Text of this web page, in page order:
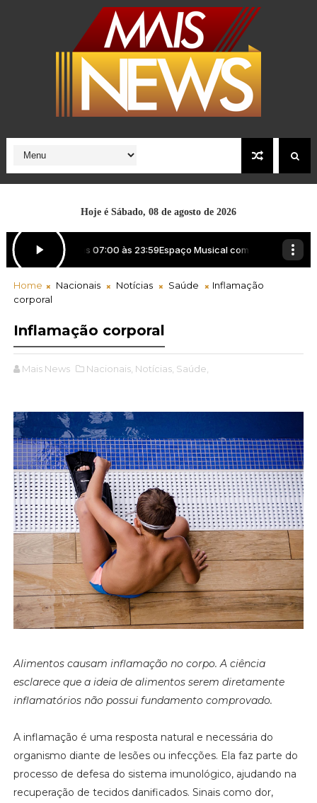
Hoje é Sábado, 08 de agosto de 2026
Home Nacionais Notícias Saúde
Inflamação
corporal
Inflamação corporal
Mais News Nacionais, Notícias, Saúde,
Alimentos causam inflamação no corpo. A ciência
esclarece que a ideia de alimentos serem diretamente
inflamatórios não possui fundamento comprovado.
A inflamação é uma resposta natural e necessária do
organismo diante de lesões ou infecções. Ela faz parte do
processo de defesa do sistema imunológico, ajudando na
recuperação de tecidos danificados. Sinais como dor,